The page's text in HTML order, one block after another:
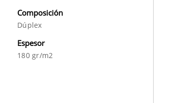
Composición
Dúplex
Espesor
180 gr/m2